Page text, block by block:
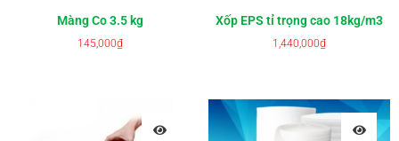
Màng Co 3.5 kg
145,000₫
Xốp EPS tỉ trọng cao 18kg/m3
1,440,000₫